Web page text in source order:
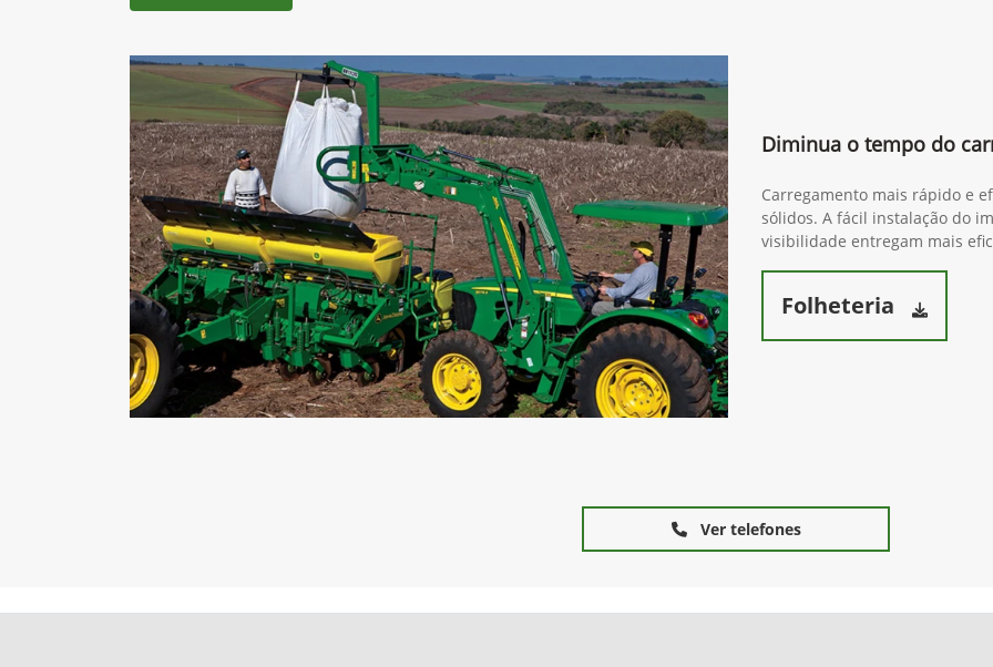
Diminua o tempo do
Carregamento mais rápido e
sólidos. A fácil instalação do
visibilidade entregam mais
Folheteria
Ver telefones